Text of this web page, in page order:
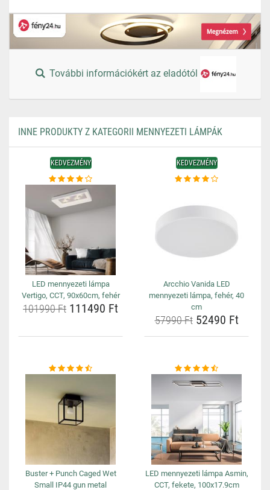
További információkért az eladótól
INNE PRODUKTY Z KATEGORII MENNYEZETI LÁMPÁK
KEDVEZMÉNY
LED mennyezeti lámpa
Vertigo, CCT, 90x60cm, fehér
101990 Ft 111490 Ft
KEDVEZMÉNY
Arcchio Vanida LED
mennyezeti lámpa, fehér, 40
cm
57990 Ft52490 Ft
Buster + Punch Caged Wet
Small IP44 gun metal
LED mennyezeti lámpa Asmin,
CCT, fekete, 100x17.9cm